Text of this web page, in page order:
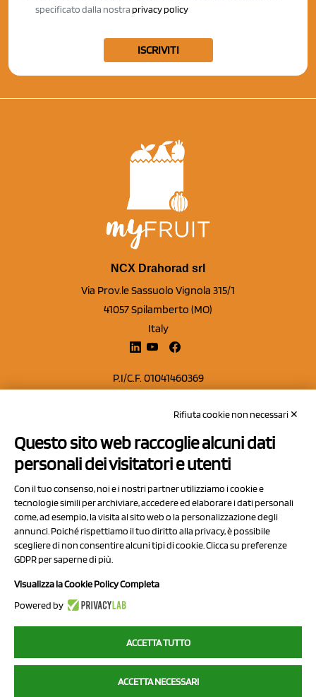
specificato dalla nostra privacy policy
ISCRIVITI
NCX Drahorad srl
Via Prov.le Sassuolo Vignola 315/1
41057 Spilamberto (MO)
Italy
P.I/C.F. 01041460369
Capitale sociale Euro 50.000,00 i.v.
Contatti
Privacy Policy
Cookie Policy
Chi Siamo
2023 NCX Drahorad srl - All rights reserved
myfruit.it è parte del network diNCX DRAHORAD
NCX Drahorad - Via Provinciale Vignola-Sassuolo 315/1 - 41057
Rifiuta cookie non necessari ✕
Questo sito web raccoglie alcuni dati
personali dei visitatori e utenti
Con il tuo consenso, noi e i nostri partner utilizziamo i cookie e
tecnologie simili per archiviare, accedere ed elaborare i dati personali
come, ad esempio, la visita al sito web o la personalizzazione degli
annunci. Poiché rispettiamo il tuo diritto alla privacy, è possibile
scegliere di non consentire alcuni tipi di cookie. Clicca su preferenze
GDPR per saperne di più.
Visualizza la Cookie Policy Completa
Powered by
ACCETTA TUTTO
ACCETTA NECESSARI